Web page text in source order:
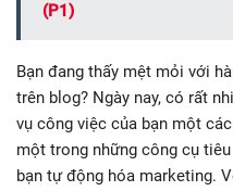
(P1)
Bạn đang thấy mệt mỏi với
trên blog? Ngày nay, có rất
vụ công việc của bạn một
một trong những công cụ
bạn tự động hóa marketing.